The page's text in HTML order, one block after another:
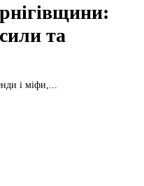
та
і міфи,...